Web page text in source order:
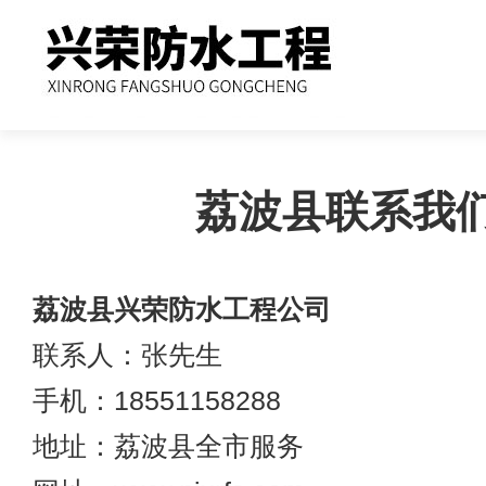
荔波县联系我
荔波县兴荣防水工程公司
联系人：张先生
手机：18551158288
地址：荔波县全市服务